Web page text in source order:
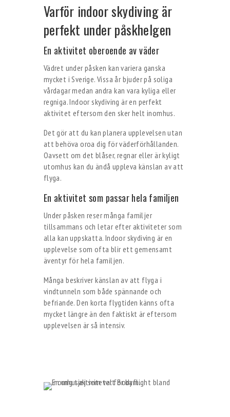
Varför indoor skydiving är
perfekt under påskhelgen
En aktivitet oberoende av väder
Vädret under påsken kan variera ganska
mycket i Sverige. Vissa år bjuder på soliga
vårdagar medan andra kan vara kyliga eller
regniga. Indoor skydiving är en perfekt
aktivitet eftersom den sker helt inomhus.
Det gör att du kan planera upplevelsen utan
att behöva oroa dig för väderförhållanden.
Oavsett om det blåser, regnar eller är kyligt
utomhus kan du ändå uppleva känslan av att
flyga.
En aktivitet som passar hela familjen
Under påsken reser många familjer
tillsammans och letar efter aktiviteter som
alla kan uppskatta. Indoor skydiving är en
upplevelse som ofta blir ett gemensamt
äventyr för hela familjen.
Många beskriver känslan av att flyga i
vindtunneln som både spännande och
befriande. Den korta flygtiden känns ofta
mycket längre än den faktiskt är eftersom
upplevelsen är så intensiv.